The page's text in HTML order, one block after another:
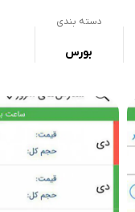
دسته بندی
بورس